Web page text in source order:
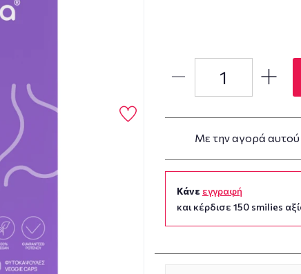
Με την αγορά αυτού
Κάνε εγγραφή
και κέρδισε 150 smilies